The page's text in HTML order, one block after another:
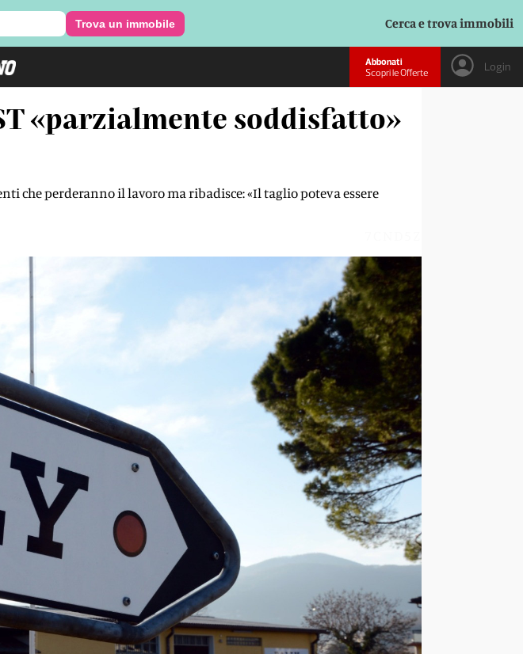
Trova un immobile Cerca e trova immobili
Abbonati
Scopri le Offerte
Login
«parzialmente soddisfatto»
che perderanno il lavoro ma ribadisce: «Il taglio poteva essere